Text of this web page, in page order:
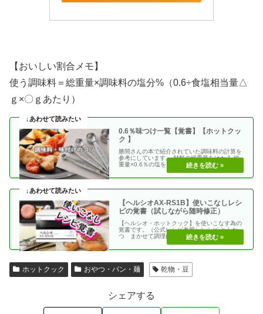
【おいしい割合メモ】
使う調味料＝総重量×調味料の塩分%（0.6÷食塩相当量△
ｇ×〇ｇあたり）
0.6％味つけ一覧【覚書】【ホットクッ
ク 】
勝間さんの本で紹介されていた調味料の計算を
参考にしています。 材料の総重量をはかる 総
重量×0.6％の塩を加える 使う調味料＝（総重
【ヘルシオAX-RS1B】使いこなしレシ
ピの覚書（試しながら随時修正）
【ヘルシオ・ホットクック】を使いこなす為の
覚書です。（公式レシピ参照）レシピ とんか
つ まかせて調理(網焼き・揚げる) エビフラ
ホットクック おやつ・パン・麺 乾物・豆
シェアする